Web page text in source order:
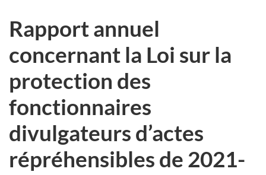
Rapport annuel
concernant la Loi sur la
protection des
fonctionnaires
divulgateurs d’actes
répréhensibles de 2021-